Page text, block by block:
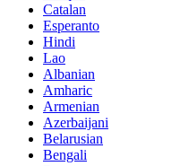
Catalan
Esperanto
Hindi
Lao
Albanian
Amharic
Armenian
Azerbaijani
Belarusian
Bengali